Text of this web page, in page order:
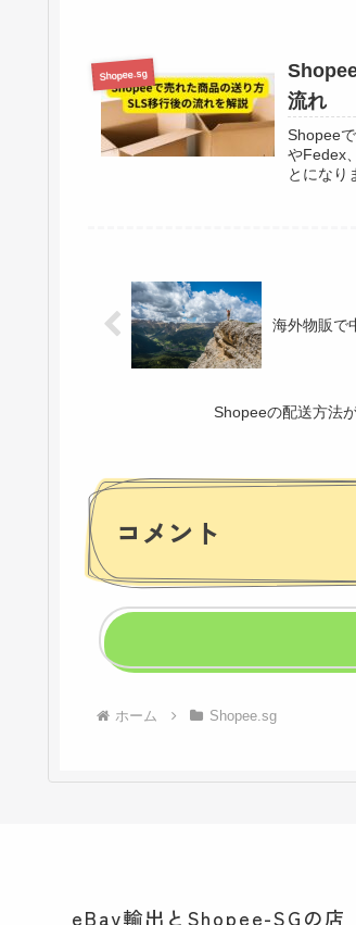
Shopee.sg
流れ
Shopee
やFedex
とになり
海外物販で
Shopeeの配送方法
コメント
ホーム Shopee.sg
eBay輸出とShopee-SGの店